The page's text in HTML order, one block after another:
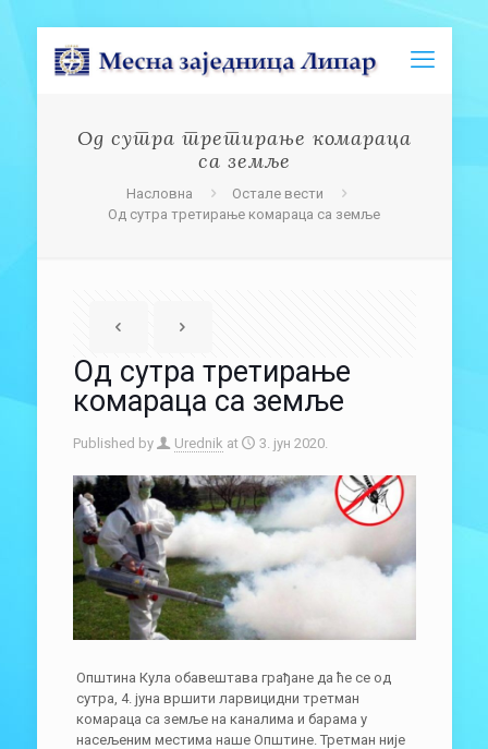
Од сутра третирање комараца
са земље
Насловна
Остале вести
Од сутра третирање комараца са земље
Од сутра третирање
комараца са земље
Published by Urednik at 3. јун 2020.
Општина Кула обавештава грађане да ће се од
сутра, 4. јуна вршити ларвицидни третман
комараца са земље на каналима и барама у
насељеним местима наше Општине. Третман није